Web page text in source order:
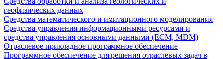
геофизических данных
Средства математического и имитационного моделирования
Средства управления информационными ресурсами и
средства управления основными данными (ECM, MDM)
Отраслевое прикладное программное обеспечение
Программное обеспечение для решения отраслевых задач в